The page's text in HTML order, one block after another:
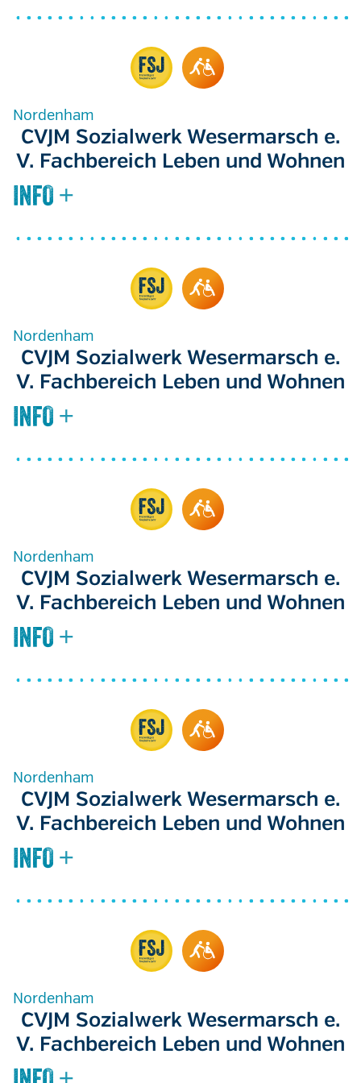
Nordenham
CVJM Sozialwerk Wesermarsch e.
V. Fachbereich Leben und Wohnen
Nordenham
CVJM Sozialwerk Wesermarsch e.
V. Fachbereich Leben und Wohnen
Nordenham
CVJM Sozialwerk Wesermarsch e.
V. Fachbereich Leben und Wohnen
Nordenham
CVJM Sozialwerk Wesermarsch e.
V. Fachbereich Leben und Wohnen
Nordenham
CVJM Sozialwerk Wesermarsch e.
V. Fachbereich Leben und Wohnen